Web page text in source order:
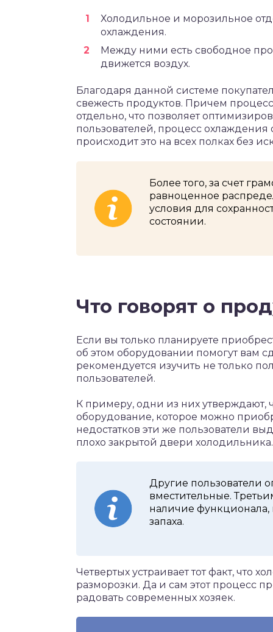
Холодильное и морозильное
охлаждения.
Между ними есть свободное
движется воздух.
Благодаря данной системе
свежесть продуктов. Причем
отдельно, что позволяет
пользователей, процесс
происходит это на всех полках без
Более того, за счет
равноценное
условия для
состоянии.
Что говорят о
Если вы только планируете
об этом оборудовании помогут вам
рекомендуется изучить не только
пользователей.
К примеру, одни из них утверждают,
оборудование, которое можно
недостатков эти же пользователи
плохо закрытой двери холодильника.
Другие пользователи
вместительные.
наличие
запаха.
Четвертых устраивает тот факт, что
разморозки. Да и сам этот процесс
радовать современных хозяек.